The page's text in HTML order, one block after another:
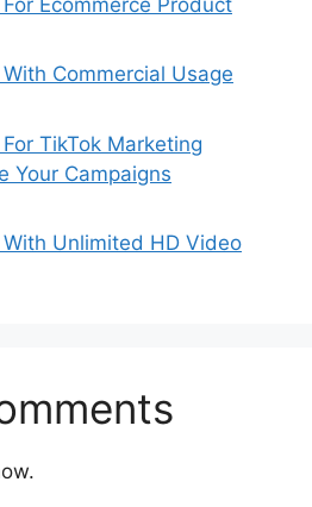
Commercial Usage
TikTok Marketing
Your Campaigns
Unlimited HD Video